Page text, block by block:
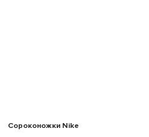
Сороконожки Nike